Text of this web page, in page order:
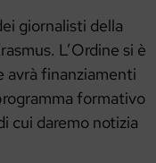
giornalisti della
L’Ordine si è
avrà finanziamenti
formativo
cui daremo notizia